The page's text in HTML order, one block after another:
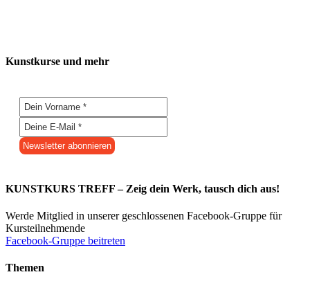
Kunstkurse und mehr
KUNSTKURS TREFF – Zeig dein Werk, tausch dich aus!
Werde Mitglied in unserer geschlossenen Facebook-Gruppe für
Kursteilnehmende
Facebook-Gruppe beitreten
Themen